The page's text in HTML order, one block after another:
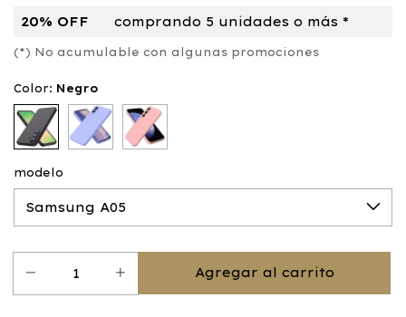
20% OFF
comprando 5 unidades o más *
(*) No acumulable con algunas promociones
Color: Negro
modelo